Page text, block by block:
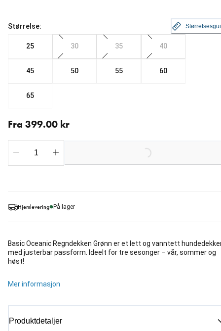
Hjemlevering På lager
Basic Oceanic Regndekken Grønn er et lett og vanntett
med justerbar passform. Ideelt for tre sesonger – vår, sommer og
høst!
Mer informasjon
Produktdetaljer
Størrelse:
25 30 35 40
45 50 55 60
65
Fra 399.00 kr
Loading...